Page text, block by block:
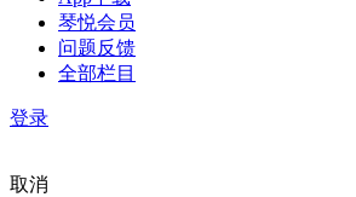
琴悦会员
问题反馈
全部栏目
登录
取消